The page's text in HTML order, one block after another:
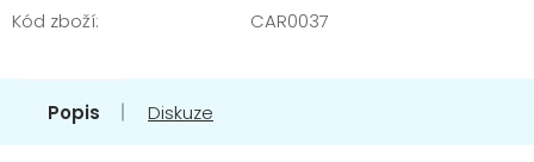
Kód zboží: CAR0037
Popis Diskuze